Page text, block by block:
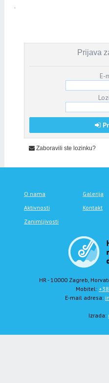
.
Prijava
E-
Zaboravili ste lozinku?
O nama Galerija
Aktivnosti
Kontakt
Zanimljivosti
HR - 10000 Zagreb,
Mobitel:
E-mail adresa:
Izrada: